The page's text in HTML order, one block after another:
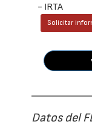
- IRTA
Solicitar
Datos del